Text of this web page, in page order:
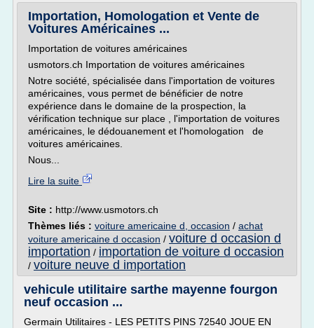
Importation, Homologation et Vente de
Voitures Américaines ...
Importation de voitures américaines
usmotors.ch Importation de voitures américaines
Notre société, spécialisée dans l'importation de voitures
américaines, vous permet de bénéficier de notre
expérience dans le domaine de la prospection, la
vérification technique sur place , l'importation de voitures
américaines, le dédouanement et l'homologation de
voitures américaines.
Nous...
Lire la suite
Site : http://www.usmotors.ch
Thèmes liés : voiture americaine d, occasion / achat
voiture americaine d occasion / voiture d occasion d
importation / importation de voiture d occasion
/ voiture neuve d importation
vehicule utilitaire sarthe mayenne fourgon
neuf occasion ...
Germain Utilitaires - LES PETITS PINS 72540 JOUE EN